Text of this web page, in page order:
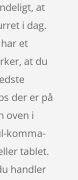
at
i dag.
et
at du
der er på
oven i
komma-
tablet.
handler